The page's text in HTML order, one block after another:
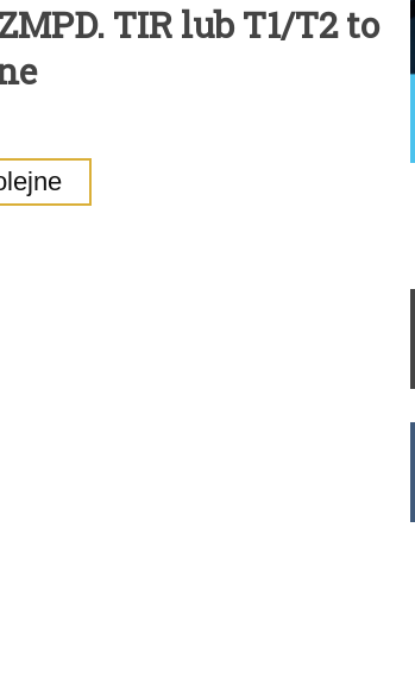
TIR lub T1/T2 to
Tydzień 42/2019 r. Niemcy EUR
THB 0.1126 USD 3.7236 AUD